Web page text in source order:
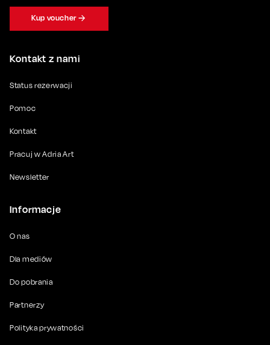
Kontakt z nami
Status rezerwacji
Pomoc
Kontakt
Pracuj w Adria Art
Newsletter
Informacje
O nas
Dla mediów
Do pobrania
Partnerzy
Polityka prywatności
Kup voucher